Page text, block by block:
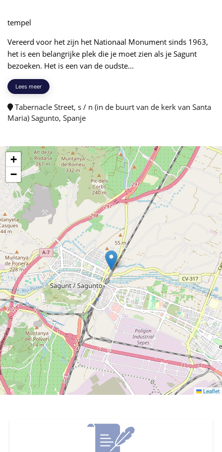
tempel
Vereerd voor het zijn het Nationaal Monument sinds 1963,
het is een belangrijke plek die je moet zien als je Sagunt
bezoeken. Het is een van de oudste...
Lees meer
Tabernacle Street, s / n (in de buurt van de kerk van Santa
Maria) Sagunto, Spanje
+
−
Leaflet